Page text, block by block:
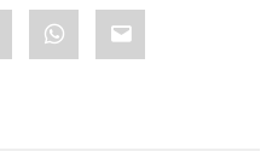
WhatsApp
Email